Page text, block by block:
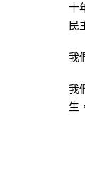
十
民
我
我
生